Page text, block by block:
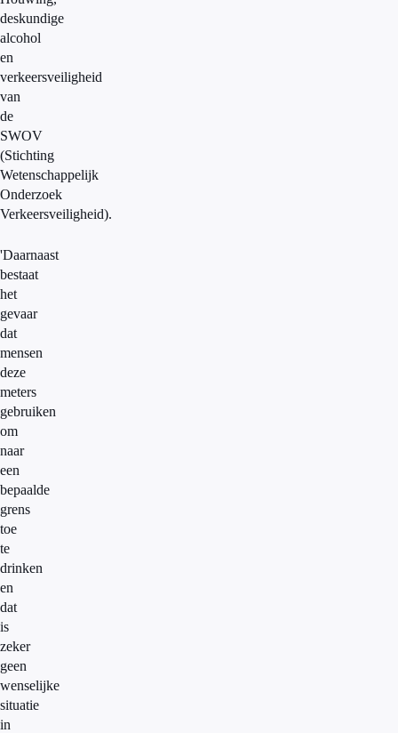
deskundige
alcohol
en
verkeersveiligheid
van
de
SWOV
(Stichting
Wetenschappelijk
Onderzoek
Verkeersveiligheid).
'Daarnaast
bestaat
het
gevaar
dat
mensen
deze
meters
gebruiken
om
naar
een
bepaalde
grens
toe
te
drinken
en
dat
is
zeker
geen
wenselijke
situatie
in